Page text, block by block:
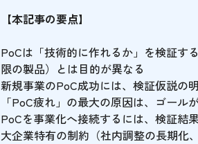
【本記事の要点】
PoCは「技術的に作れるか」を検証す
限の製品）とは目的が異なる
新規事業のPoC成功には、検証仮説の
「PoC疲れ」の最大の原因は、ゴール
PoCを事業化へ接続するには、検証結
大企業特有の制約（社内調整の長期化